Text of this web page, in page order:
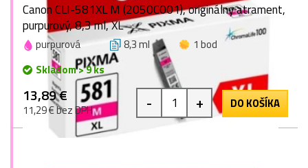
Canon CLI-581XL M (2050C001), originálny atrament,
purpurový, 8,3 ml, XL
purpurová 8,3 ml
1 bod
Skladom > 9 ks
13,89 €
11,29 € bez DPH - + DO KOŠÍKA